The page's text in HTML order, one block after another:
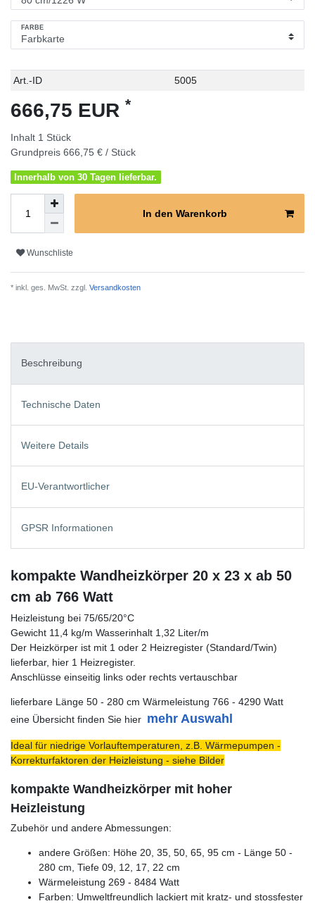
FARBE
Technisches
Wert
Art.-ID 5005
666,75 EUR *
Inhalt 1 Stück
Grundpreis 666,75 € / Stück
Innerhalb von 30 Tagen lieferbar.
In den Warenkorb
Wunschliste
* inkl. ges. MwSt. zzgl. Versandkosten
Beschreibung
Technische Daten
Weitere Details
EU-Verantwortlicher
GPSR Informationen
kompakte Wandheizkörper 20 x 23 x ab 50
cm ab 766 Watt
Heizleistung bei 75/65/20°C
Gewicht 11,4 kg/m Wasserinhalt 1,32 Liter/m
Der Heizkörper ist mit 1 oder 2 Heizregister (Standard/Twin)
lieferbar, hier 1 Heizregister.
Anschlüsse einseitig links oder rechts vertauschbar
lieferbare Länge 50 - 280 cm Wärmeleistung 766 - 4290 Watt
eine Übersicht finden Sie hier mehr Auswahl
Ideal für niedrige Vorlauftemperaturen, z.B. Wärmepumpen -
Korrekturfaktoren der Heizleistung - siehe Bilder
kompakte Wandheizkörper mit hoher
Heizleistung
Zubehör und andere Abmessungen:
andere Größen: Höhe 20, 35, 50, 65, 95 cm - Länge 50 -
280 cm, Tiefe 09, 12, 17, 22 cm
Wärmeleistung 269 - 8484 Watt
Farben: Umweltfreundlich lackiert mit kratz- und stossfester